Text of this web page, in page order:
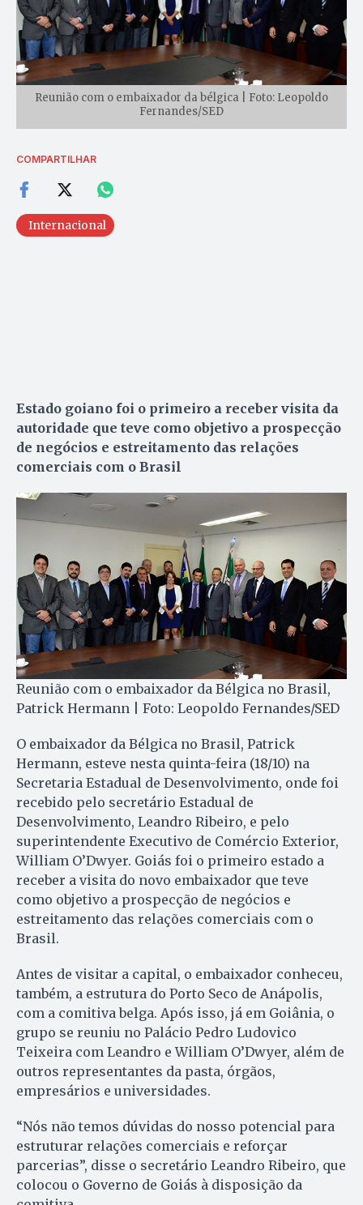
Reunião com o embaixador da bélgica | Foto: Leopoldo
Fernandes/SED
COMPARTILHAR
Internacional
Estado goiano foi o primeiro a receber visita da
autoridade que teve como objetivo a prospecção
de negócios e estreitamento das relações
comerciais com o Brasil
Reunião com o embaixador da Bélgica no Brasil,
Patrick Hermann | Foto: Leopoldo Fernandes/SED
O embaixador da Bélgica no Brasil, Patrick
Hermann, esteve nesta quinta-feira (18/10) na
Secretaria Estadual de Desenvolvimento, onde foi
recebido pelo secretário Estadual de
Desenvolvimento, Leandro Ribeiro, e pelo
superintendente Executivo de Comércio Exterior,
William O’Dwyer. Goiás foi o primeiro estado a
receber a visita do novo embaixador que teve
como objetivo a prospecção de negócios e
estreitamento das relações comerciais com o
Brasil.
Antes de visitar a capital, o embaixador conheceu,
também, a estrutura do Porto Seco de Anápolis,
com a comitiva belga. Após isso, já em Goiânia, o
grupo se reuniu no Palácio Pedro Ludovico
Teixeira com Leandro e William O’Dwyer, além de
outros representantes da pasta, órgãos,
empresários e universidades.
“Nós não temos dúvidas do nosso potencial para
estruturar relações comerciais e reforçar
parcerias”, disse o secretário Leandro Ribeiro, que
colocou o Governo de Goiás à disposição da